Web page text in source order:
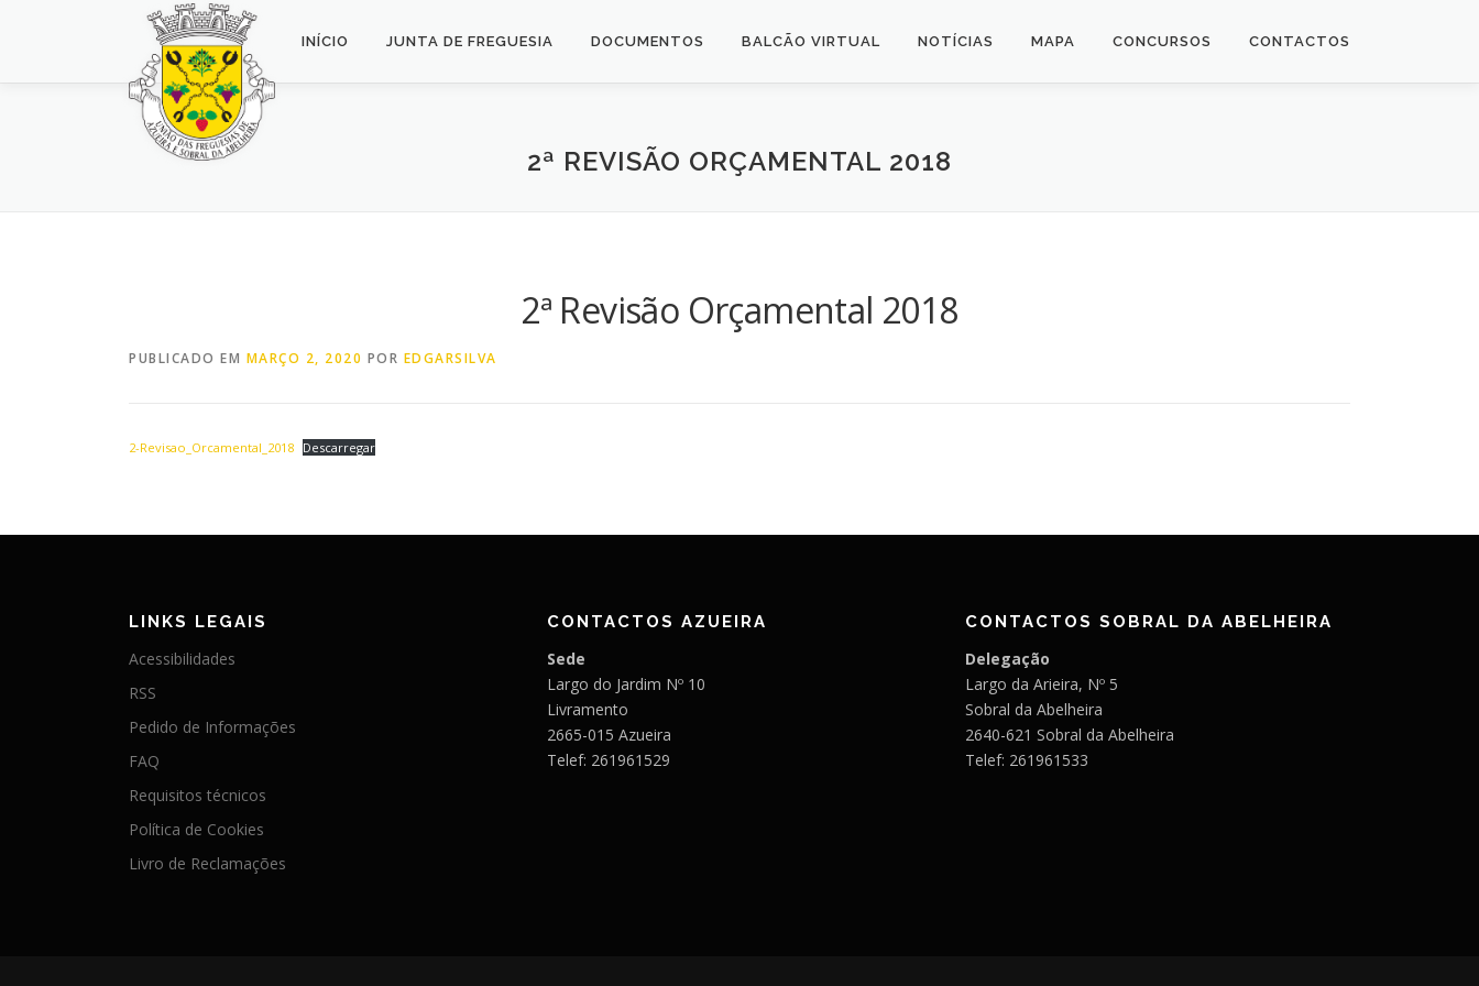
INÍCIO JUNTA DE FREGUESIA DOCUMENTOS BALCÃO VIRTUAL NOTÍCIAS MAPA CONCURSOS CONTACTOS
2ª REVISÃO ORÇAMENTAL 2018
2ª Revisão Orçamental 2018
PUBLICADO EM MARÇO 2, 2020 POR EDGARSILVA
2-Revisao_Orcamental_2018 Descarregar
LINKS LEGAIS
Acessibilidades
RSS
Pedido de Informações
FAQ
Requisitos técnicos
Política de Cookies
Livro de Reclamações
CONTACTOS AZUEIRA
Sede
Largo do Jardim Nº 10
Livramento
2665-015 Azueira
Telef: 261961529
CONTACTOS SOBRAL DA ABELHEIRA
Delegação
Largo da Arieira, Nº 5
Sobral da Abelheira
2640-621 Sobral da Abelheira
Telef: 261961533